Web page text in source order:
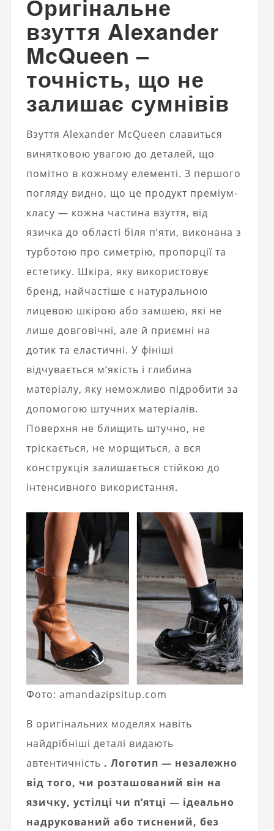
Оригінальне
взуття Alexander
McQueen –
точність, що не
залишає сумнівів
Взуття Alexander McQueen славиться
винятковою увагою до деталей, що
помітно в кожному елементі. З першого
погляду видно, що це продукт преміум-
класу — кожна частина взуття, від
язичка до області біля п’яти, виконана з
турботою про симетрію, пропорції та
естетику. Шкіра, яку використовує
бренд, найчастіше є натуральною
лицевою шкірою або замшею, які не
лише довговічні, але й приємні на
дотик та еластичні. У фініші
відчувається м’якість і глибина
матеріалу, яку неможливо підробити за
допомогою штучних матеріалів.
Поверхня не блищить штучно, не
тріскається, не морщиться, а вся
конструкція залишається стійкою до
інтенсивного використання.
Фото: amandazipsitup.com
В оригінальних моделях навіть
найдрібніші деталі видають
автентичність . Логотип — незалежно
від того, чи розташований він на
язичку, устілці чи п’ятці — ідеально
надрукований або тиснений, без